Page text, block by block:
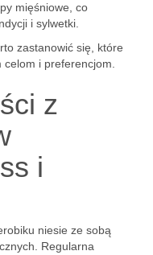
mięśniowe, co
i sylwetki.
zastanowić się, które
i preferencjom.
z
i
niesie ze sobą
Regularna